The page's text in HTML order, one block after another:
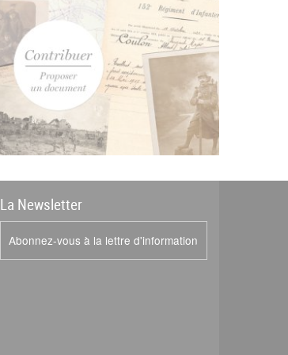
La Newsletter
Abonnez-vous à la lettre d'information